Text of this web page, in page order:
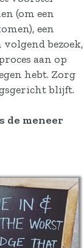
(om een
een
bezoek,
aan op
hebt. Zorg
blijft.
de meneer